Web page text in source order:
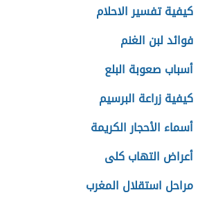
كيفية تفسير الاحلام
فوائد لبن الغنم
أسباب صعوبة البلع
كيفية زراعة البرسيم
أسماء الأحجار الكريمة
أعراض التهاب كلى
مراحل استقلال المغرب